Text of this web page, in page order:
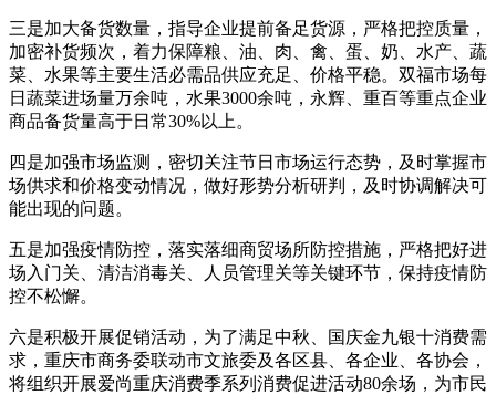
三是加大备货数量，指导企业提前备足货源，严格把控质量，
加密补货频次，着力保障粮、油、肉、禽、蛋、奶、水产、蔬
菜、水果等主要生活必需品供应充足、价格平稳。双福市场每
日蔬菜进场量万余吨，水果3000余吨，永辉、重百等重点企业
商品备货量高于日常30%以上。
四是加强市场监测，密切关注节日市场运行态势，及时掌握市
场供求和价格变动情况，做好形势分析研判，及时协调解决可
能出现的问题。
五是加强疫情防控，落实落细商贸场所防控措施，严格把好进
场入门关、清洁消毒关、人员管理关等关键环节，保持疫情防
控不松懈。
六是积极开展促销活动，为了满足中秋、国庆金九银十消费需
求，重庆市商务委联动市文旅委及各区县、各企业、各协会，
将组织开展爱尚重庆消费季系列消费促进活动80余场，为市民